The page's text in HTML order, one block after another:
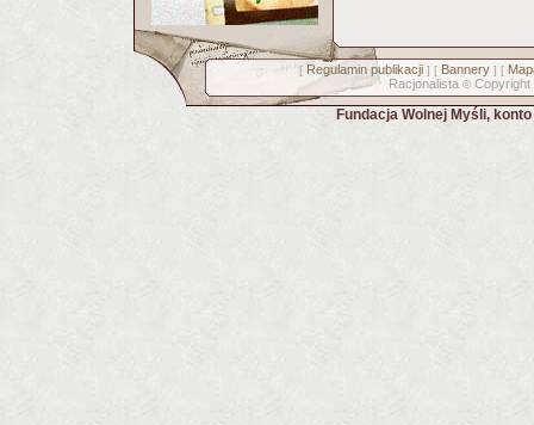
[ Regulamin publikacji] [ Bannery] [
Racjonalista © Copyright
Fundacja Wolnej Myśli,